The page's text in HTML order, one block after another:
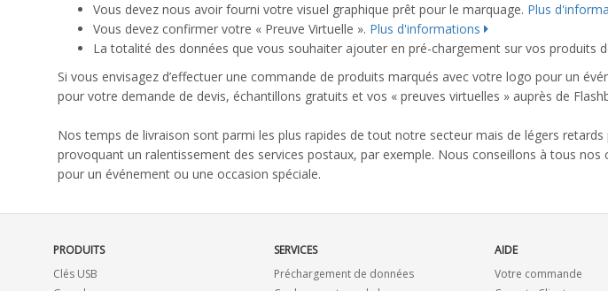
Vous devez nous avoir fourni votre visuel graphique prêt pour le marquage. Plus
Vous devez confirmer votre « Preuve Virtuelle ». Plus d'informations
La totalité des données que vous souhaiter ajouter en pré-chargement sur vos produits
Si vous envisagez d’effectuer une commande de produits marqués avec votre logo pour un
pour votre demande de devis, échantillons gratuits et vos « preuves virtuelles » auprès de
Nos temps de livraison sont parmi les plus rapides de tout notre secteur mais de légers
provoquant un ralentissement des services postaux, par exemple. Nous conseillons à tous nos
pour un événement ou une occasion spéciale.
PRODUITS
Clés USB
SERVICES
Préchargement de données
AIDE
Votre commande